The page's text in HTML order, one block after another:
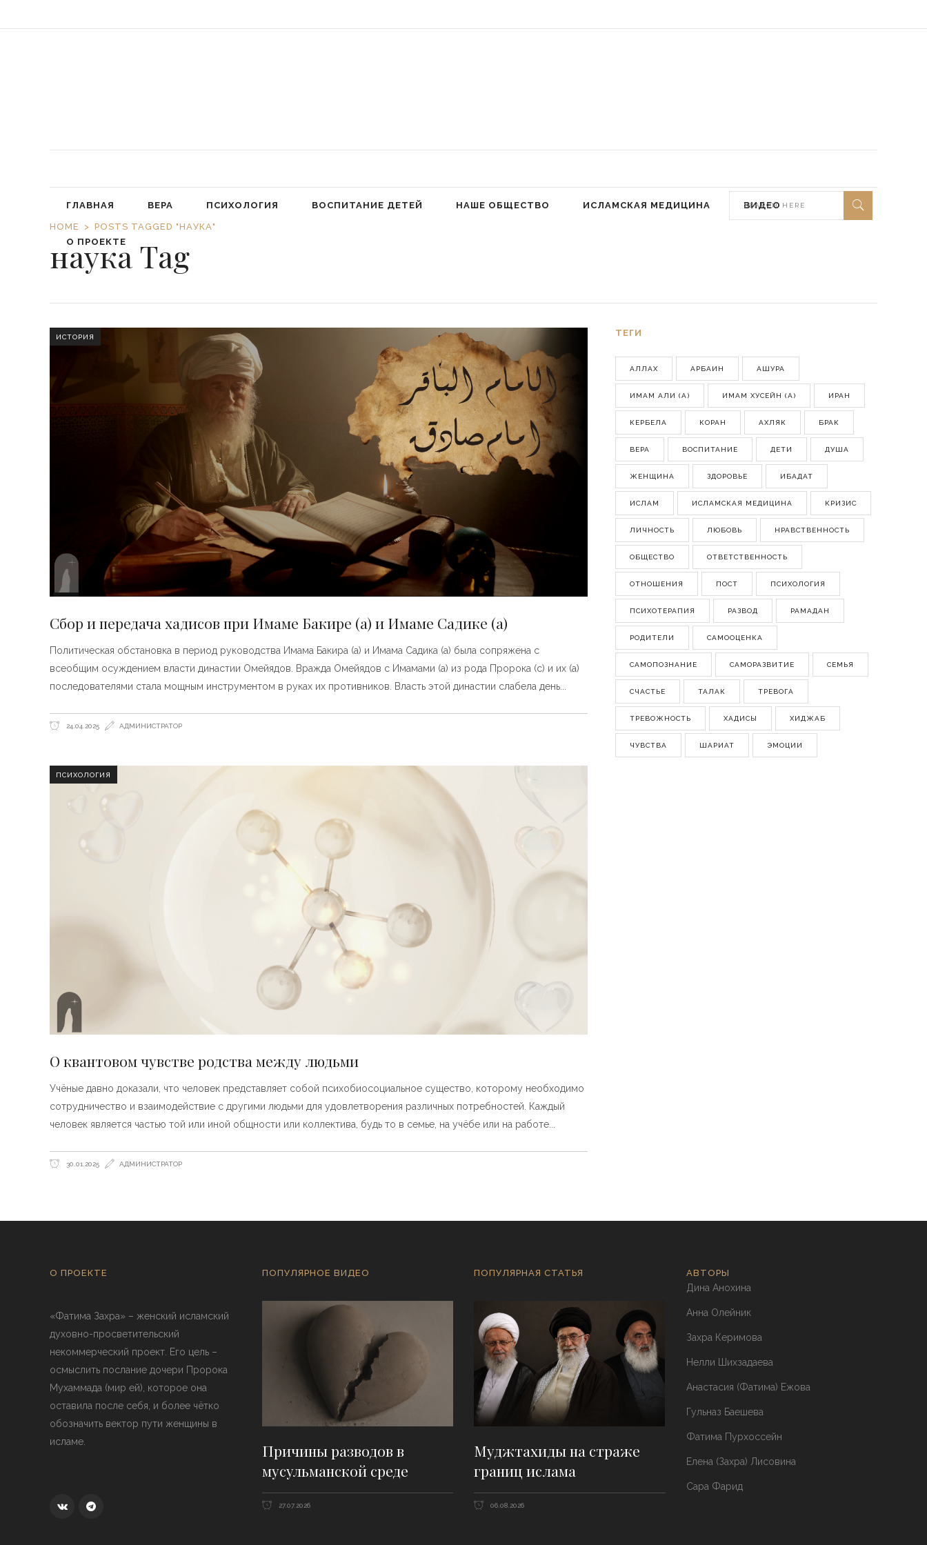
ГЛАВНАЯ ВЕРА ПСИХОЛОГИЯ ВОСПИТАНИЕ ДЕТЕЙ НАШЕ ОБЩЕСТВО ИСЛАМСКАЯ МЕДИЦИНА ВИДЕО
О ПРОЕКТЕ
HOME POSTS TAGGED "НАУКА"
наука Tag
ИСТОРИЯ
Сбор и передача хадисов при Имаме Бакире (а) и Имаме Садике (а)
Политическая обстановка в период руководства Имама Бакира (а) и Имама Садика (а) была сопряжена с
всеобщим осуждением власти династии Омейядов. Вражда Омейядов с Имамами (а) из рода Пророка (с) и их (а)
последователями стала мощным инструментом в руках их противников. Власть этой династии слабела день
24.04.2025 АДМИНИСТРАТОР
ПСИХОЛОГИЯ
О квантовом чувстве родства между людьми
Учёные давно доказали, что человек представляет собой психобиосоциальное существо, которому необходимо
сотрудничество и взаимодействие с другими людьми для удовлетворения различных потребностей. Каждый
человек является частью той или иной общности или коллектива, будь то в семье, на учёбе или на работе
30.01.2025 АДМИНИСТРАТОР
ТЕГИ
АЛЛАХ АРБАИН АШУРА
ИМАМ АЛИ (А) ИМАМ ХУСЕЙН (А) ИРАН
КЕРБЕЛА КОРАН АХЛЯК БРАК
ВЕРА ВОСПИТАНИЕ ДЕТИ ДУША
ЖЕНЩИНА ЗДОРОВЬЕ ИБАДАТ
ИСЛАМ ИСЛАМСКАЯ МЕДИЦИНА КРИЗИС
ЛИЧНОСТЬ ЛЮБОВЬ НРАВСТВЕННОСТЬ
ОБЩЕСТВО ОТВЕТСТВЕННОСТЬ
ОТНОШЕНИЯ ПОСТ ПСИХОЛОГИЯ
ПСИХОТЕРАПИЯ РАЗВОД РАМАДАН
РОДИТЕЛИ САМООЦЕНКА
САМОПОЗНАНИЕ САМОРАЗВИТИЕ СЕМЬЯ
СЧАСТЬЕ ТАЛАК ТРЕВОГА
ТРЕВОЖНОСТЬ ХАДИСЫ ХИДЖАБ
ЧУВСТВА ШАРИАТ ЭМОЦИИ
О ПРОЕКТЕ
«Фатима Захра» – женский исламский
духовно-просветительский
некоммерческий проект. Его цель –
осмыслить послание дочери Пророка
Мухаммада (мир ей), которое она
оставила после себя, и более чётко
обозначить вектор пути женщины в
исламе.
ПОПУЛЯРНОЕ ВИДЕО
Причины разводов в
мусульманской среде
27.07.2026
ПОПУЛЯРНАЯ СТАТЬЯ
Муджтахиды на страже
границ ислама
06.08.2026
АВТОРЫ
Дина Анохина
Анна Олейник
Захра Керимова
Нелли Шихзадаева
Анастасия (Фатима) Ежова
Гульназ Баешева
Фатима Пурхоссейн
Елена (Захра) Лисовина
Сара Фарид